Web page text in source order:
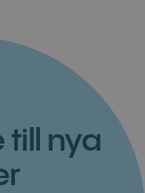
till nya